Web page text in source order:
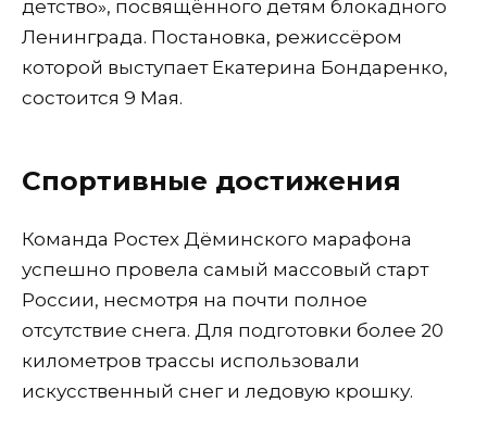
детство», посвящённого детям блокадного
Ленинграда. Постановка, режиссёром
которой выступает Екатерина Бондаренко,
состоится 9 Мая.
Спортивные достижения
Команда Ростех Дёминского марафона
успешно провела самый массовый старт
России, несмотря на почти полное
отсутствие снега. Для подготовки более 20
километров трассы использовали
искусственный снег и ледовую крошку.